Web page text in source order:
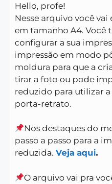
Hello, profe!
Nesse arquivo você
em tamanho A4. Você
configurar a sua
impressão em modo
moldura para que a
tirar a foto ou pode
reduzido para utilizar
porta-retrato.
Nos destaques do
passo a passo para a
reduzida. Veja aqui.
O arquivo vai pra